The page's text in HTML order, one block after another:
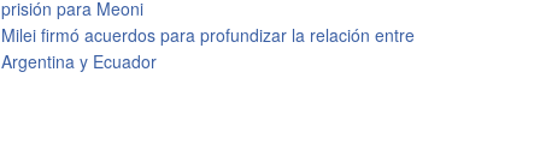
prisión para Meoni
Milei firmó acuerdos para profundizar la relación entre
Argentina y Ecuador